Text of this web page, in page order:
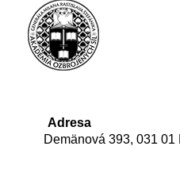
Adresa
Demänová 393, 031